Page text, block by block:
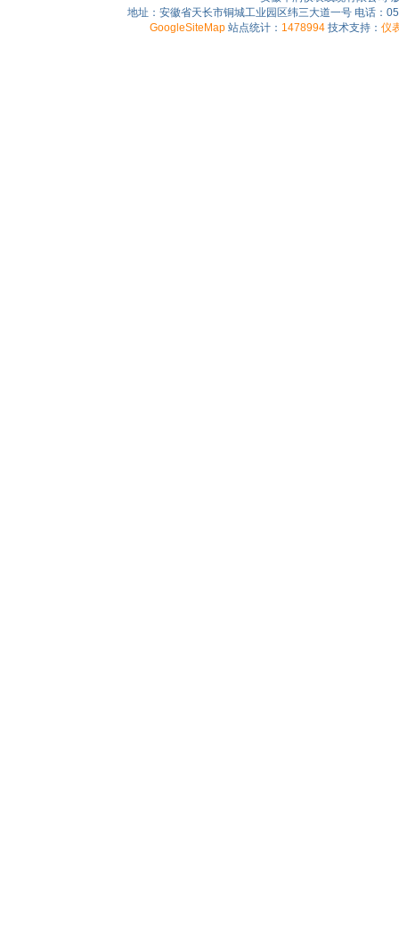
地址：安徽省天长市铜城工业园区纬三大道一号 电话：
GoogleSiteMap 站点统计： 1478994 技术支持： 仪